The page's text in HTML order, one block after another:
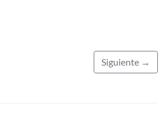
Siguiente →